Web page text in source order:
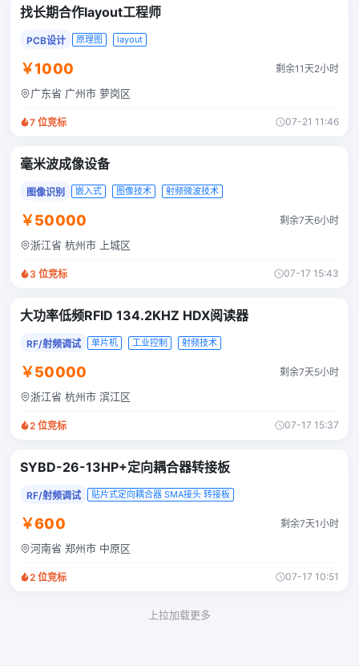
找长期合作layout工程师
PCB设计 原理图 layout
￥1000 剩余11天2小时
广东省 广州市 萝岗区
7 位竞标 07-21 11:46
毫米波成像设备
图像识别 嵌入式 图像技术 射频微波技术
￥50000 剩余7天6小时
浙江省 杭州市 上城区
3 位竞标 07-17 15:43
大功率低频RFID 134.2KHZ HDX阅读器
RF/射频调试 单片机 工业控制 射频技术
￥50000 剩余7天5小时
浙江省 杭州市 滨江区
2 位竞标 07-17 15:37
SYBD-26-13HP+定向耦合器转接板
RF/射频调试 贴片式定向耦合器 SMA接头 转接板
￥600 剩余7天1小时
河南省 郑州市 中原区
2 位竞标 07-17 10:51
上拉加载更多